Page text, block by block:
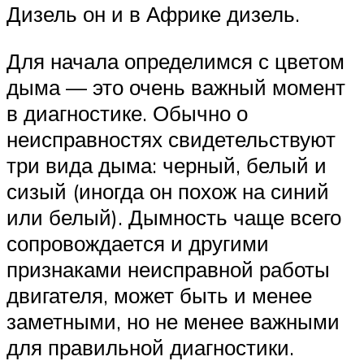
Дизель он и в Африке дизель.
Для начала определимся с цветом
дыма — это очень важный момент
в диагностике. Обычно о
неисправностях свидетельствуют
три вида дыма: черный, белый и
сизый (иногда он похож на синий
или белый). Дымность чаще всего
сопровождается и другими
признаками неисправной работы
двигателя, может быть и менее
заметными, но не менее важными
для правильной диагностики.